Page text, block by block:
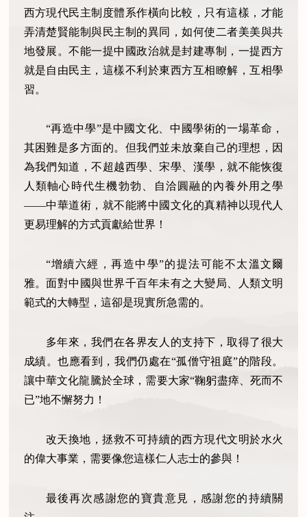
西方現代民主制度體系作橫向比較，只有這樣，才能
弄清楚賢能制與民主制的異同，如何使二者美美與共
地發展。不能一提中國政治就是封建專制，一提西方
就是自由民主，這樣不利於東西方互相瞭解，互相學
習。
“再造中學”是中國文化、中國學術的一場革命，
其困難是多方面的。但我們並未放棄自己的理想，因
為我們知道，不超越西學、宋學、漢學，就不能恢復
人類軸心時代生機勃勃、自洽圓融的內養外用之學
——中華道術，就不能將中國文化的真精神以現代人
更易理解的方式貢獻給世界！
“增續六經，再造中學”的提法可能不太溫文爾
雅。面對中國與世界千百年未有之大變局、人類文明
範式的大轉型，這卻是現實所急需的。
多年來，我們在各界友人的支持下，取得了很大
成績。也應看到，我們仍處在“孤僧守祖庭”的階段。
讓中華文化龍騰於全球，需要大家“鞠躬盡瘁、死而不
已”地不懈努力！
改天換地，拯救不可持續的西方現代文明於水火
的偉大事業，需要像您這樣仁人志士的參與！
最後再次感謝您的寶貴意見，感謝您的持續關